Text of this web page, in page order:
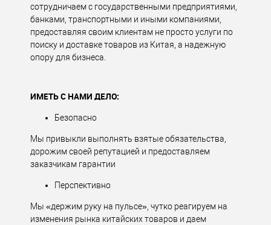
сотрудничаем с государственными предприятиями,
банками, транспортными и иными компаниями,
предоставляя своим клиентам не просто услуги по
поиску и доставке товаров из Китая, а надежную
опору для бизнеса.
ИМЕТЬ С НАМИ ДЕЛО:
Безопасно
Мы привыкли выполнять взятые обязательства,
дорожим своей репутацией и предоставляем
заказчикам гарантии
Перспективно
Мы «держим руку на пульсе», чутко реагируем на
изменения рынка китайских товаров и даем